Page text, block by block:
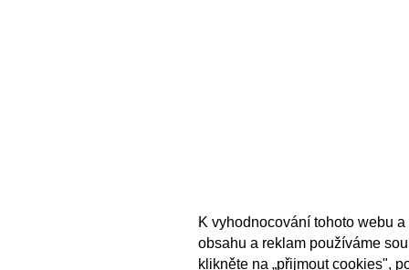
K vyhodnocování tohoto webu
obsahu a reklam používáme
klikněte na „přijmout cookies",